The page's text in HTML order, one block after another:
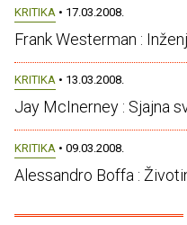
KRITIKA • 17.03.2008.
Frank Westerman :
KRITIKA • 13.03.2008.
Jay McInerney : Sjajna
KRITIKA • 09.03.2008.
Alessandro Boffa :